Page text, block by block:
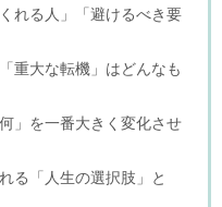
れる人」「避けるべき要
重大な転機」はどんなも
」を一番大きく変化させ
る「人生の選択肢」と